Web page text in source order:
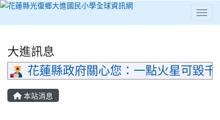
⏸
大進訊息
花蓮縣政府關心您：一點火星可毀
本站消息